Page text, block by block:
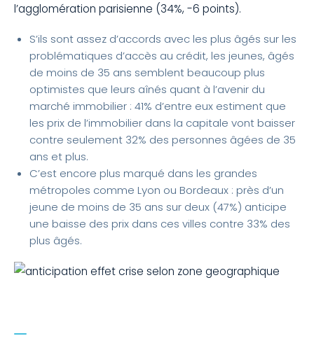
l’agglomération parisienne (34%, -6 points).
S’ils sont assez d’accords avec les plus âgés sur les
problématiques d’accès au crédit, les jeunes, âgés
de moins de 35 ans semblent beaucoup plus
optimistes que leurs aînés quant à l’avenir du
marché immobilier : 41% d’entre eux estiment que
les prix de l’immobilier dans la capitale vont baisser
contre seulement 32% des personnes âgées de 35
ans et plus.
C’est encore plus marqué dans les grandes
métropoles comme Lyon ou Bordeaux : près d’un
jeune de moins de 35 ans sur deux (47%) anticipe
une baisse des prix dans ces villes contre 33% des
plus âgés.